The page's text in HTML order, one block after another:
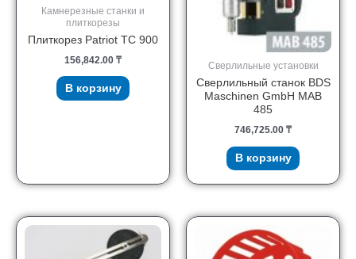
Камнерезные станки и
плиткорезы
Плиткорез Patriot TC 900
156,842.00 ₸
В корзину
Сверлильные установки
Сверлильный станок BDS
Maschinen GmbH MAB
485
746,725.00 ₸
В корзину